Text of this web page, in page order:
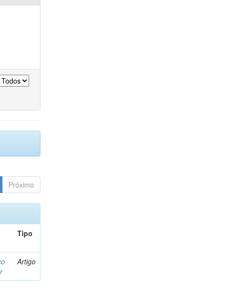
Próximo
Tipo
Artigo